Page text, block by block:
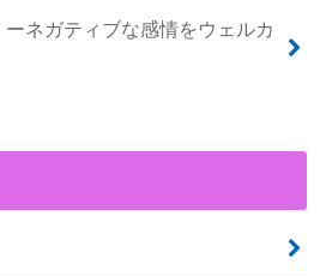
ネガティブな感情をウェルカ